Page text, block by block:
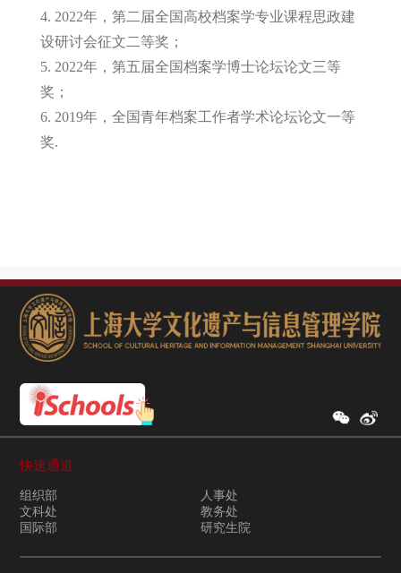
4. 2022年，第二届全国高校档案学专业课程思政建
设研讨会征文二等奖；
5. 2022年，第五届全国档案学博士论坛论文三等
奖；
6. 2019年，全国青年档案工作者学术论坛论文一等
奖.
快速通道
组织部
人事处
文科处
教务处
国际部
研究生院